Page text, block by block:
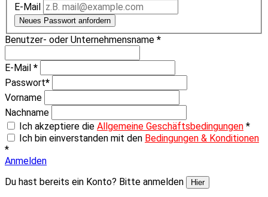
E-Mail
Neues Passwort anfordern
Benutzer- oder Unternehmensname *
E-Mail *
Passwort*
Vorname
Nachname
Ich akzeptiere die Allgemeine Geschäftsbedingungen *
Ich bin einverstanden mit den Bedingungen & Konditionen
*
Anmelden
Du hast bereits ein Konto? Bitte anmelden
Hier